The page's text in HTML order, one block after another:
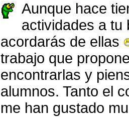
Aunque hace
actividades a tu
acordarás de ellas
trabajo que
encontrarlas y
alumnos. Tanto el
me han gustado